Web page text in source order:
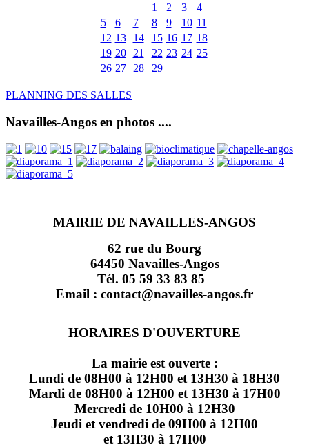
1
2 3
4
5
6 7 8 9 10 11
12 13 14 15 16 17 18
19 20 21 22 23 24 25
26 27 28 29
PLANNING DES SALLES
Navailles-Angos en photos ....
MAIRIE DE NAVAILLES-ANGOS
62 rue du Bourg
64450 Navailles-Angos
Tél. 05 59 33 83 85
Email : contact@navailles-angos.fr
HORAIRES D'OUVERTURE
La mairie est ouverte :
Lundi de 08H00 à 12H00 et 13H30 à 18H30
Mardi de 08H00 à 12H00 et 13H30 à 17H00
Mercredi de 10H00 à 12H30
Jeudi et vendredi de 09H00 à 12H00
et 13H30 à 17H00